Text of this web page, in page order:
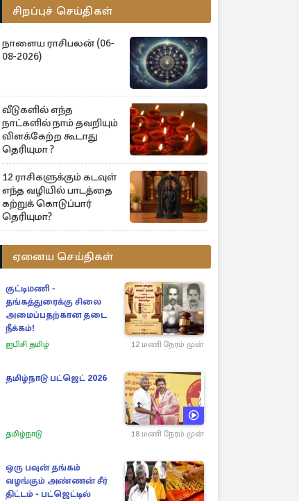
சிறப்புச் செய்திகள்
நாளைய ராசிபலன் (06-
08-2026)
வீடுகளில் எந்த
நாட்களில் நாம் தவறியும்
விளக்கேற்ற கூடாது
தெரியுமா ?
12 ராசிகளுக்கும் கடவுள்
எந்த வழியில் பாடத்தை
கற்றுக் கொடுப்பார்
தெரியுமா?
ஏனைய செய்திகள்
குட்டிமணி -
தங்கத்துரைக்கு சிலை
அமைப்பதற்கான தடை
நீக்கம்!
ஐபிசி தமிழ் 12 மணி நேரம் முன்
தமிழ்நாடு பட்ஜெட் 2026
தமிழ்நாடு 18 மணி நேரம் முன்
ஒரு பவுன் தங்கம்
வழங்கும் அண்ணன் சீர்
திட்டம் - பட்ஜெட்டில்